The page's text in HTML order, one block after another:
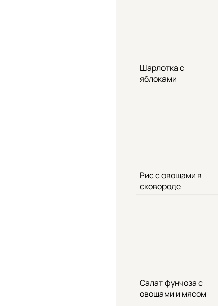
Шарлотка с
яблоками
Рис с овощами в
сковороде
Салат фунчоза с
овощами и мясом